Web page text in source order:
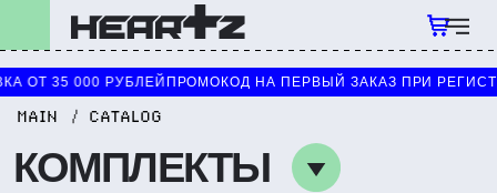
ОТ 35 000 РУБЛЕЙ ПРОМОКОД НА ПЕРВЫЙ ЗАКАЗ ПРИ
MAIN CATALOG
КОМПЛЕКТЫ